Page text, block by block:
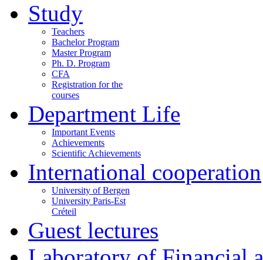
Study
Teachers
Bachelor Program
Master Program
Ph. D. Program
CFA
Registration for the
courses
Department Life
Important Events
Achievements
Scientific Achievements
International cooperation
University of Bergen
University Paris-Est
Créteil
Guest lectures